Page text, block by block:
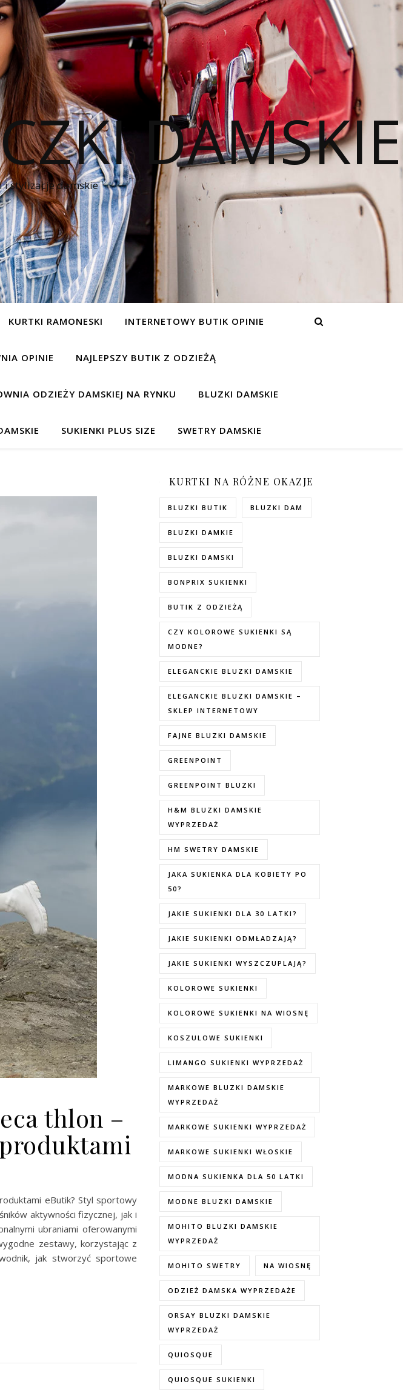
DAMSKIE
i stylizacje damskie
KURTKI RAMONESKI INTERNETOWY BUTIK OPINIE
OPINIE NAJLEPSZY BUTIK Z ODZIEŻĄ
ODZIEŻY DAMSKIEJ NA RYNKU BLUZKI DAMSKIE
SUKIENKI PLUS SIZE SWETRY DAMSKIE
thlon –
eButik? Styl sportowy
aktywności fizycznej, jak i
ubraniami oferowanymi
zestawy, korzystając z
jak stworzyć sportowe
KURTKI NA RÓŻNE OKAZJE
BLUZKI BUTIK BLUZKI DAM
BLUZKI DAMKIE
BLUZKI DAMSKI
BONPRIX SUKIENKI
BUTIK Z ODZIEŻĄ
CZY KOLOROWE SUKIENKI SĄ
MODNE?
ELEGANCKIE BLUZKI DAMSKIE
ELEGANCKIE BLUZKI DAMSKIE –
SKLEP INTERNETOWY
FAJNE BLUZKI DAMSKIE
GREENPOINT
GREENPOINT BLUZKI
H&M BLUZKI DAMSKIE
WYPRZEDAŻ
HM SWETRY DAMSKIE
JAKA SUKIENKA DLA KOBIETY PO
50?
JAKIE SUKIENKI DLA 30 LATKI?
JAKIE SUKIENKI ODMŁADZAJĄ?
JAKIE SUKIENKI WYSZCZUPLAJĄ?
KOLOROWE SUKIENKI
KOLOROWE SUKIENKI NA WIOSNĘ
KOSZULOWE SUKIENKI
LIMANGO SUKIENKI WYPRZEDAŻ
MARKOWE BLUZKI DAMSKIE
WYPRZEDAŻ
MARKOWE SUKIENKI WYPRZEDAŻ
MARKOWE SUKIENKI WŁOSKIE
MODNA SUKIENKA DLA 50 LATKI
MODNE BLUZKI DAMSKIE
MOHITO BLUZKI DAMSKIE
WYPRZEDAŻ
MOHITO SWETRY NA WIOSNĘ
ODZIEŻ DAMSKA WYPRZEDAŻE
ORSAY BLUZKI DAMSKIE
WYPRZEDAŻ
QUIOSQUE
QUIOSQUE SUKIENKI